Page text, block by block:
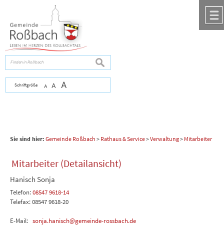
zur Navigation
Schriftgröße A A A
suchen
Sie sind hier: Gemeinde Roßbach > Rathaus & Service>Verwaltung> Mitarbeiter
Mitarbeiter (Detailansicht)
Hanisch Sonja
Telefon:08547 9618-14
Telefax: 08547 9618-20
E-Mail: sonja.hanisch@gemeinde-rossbach.de